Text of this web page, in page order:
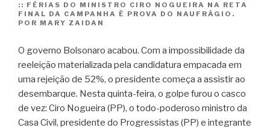
:: FÉRIAS DO MINISTRO CIRO NOGUEIRA NA RETA
FINAL DA CAMPANHA É PROVA DO NAUFRÁGIO.
POR MARY ZAIDAN
O governo Bolsonaro acabou. Com a impossibilidade da
reeleição materializada pela candidatura empacada em
uma rejeição de 52%, o presidente começa a assistir ao
desembarque. Nesta quinta-feira, o golpe furou o casco
de vez: Ciro Nogueira (PP), o todo-poderoso ministro da
Casa Civil, presidente do Progressistas (PP) e integrante